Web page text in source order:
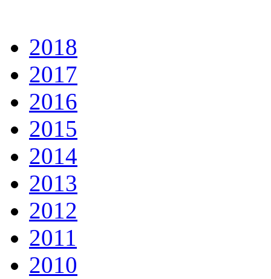
2018
2017
2016
2015
2014
2013
2012
2011
2010